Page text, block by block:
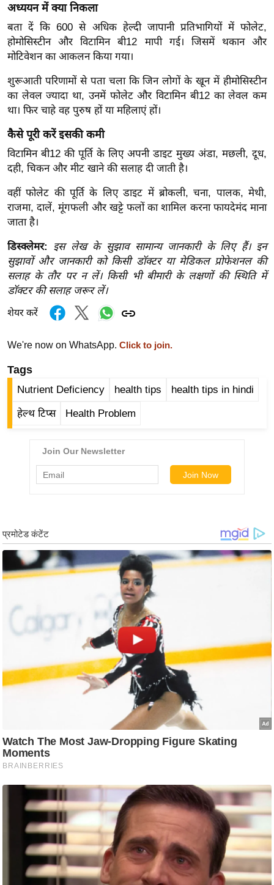
त
ऑ
टो
व
न्यू
ज
ब्री
फ
म
नो
रं
ज
न
ज
ग
त
बॉ
ली
वु
ड
फि
e
a
k
g
N
w
s
स्टा
इ
क्नॉ
अध्ययन में क्या निकला
बता दें कि 600 से अधिक हेल्दी जापानी प्रतिभागियों में फोलेट,
होमोसिस्टीन और विटामिन बी12 मापी गई। जिसमें थकान और
मोटिवेशन का आकलन किया गया।
शुरूआती परिणामों से पता चला कि जिन लोगों के खून में हीमोसिस्टीन
का लेवल ज्यादा था, उनमें फोलेट और विटामिन बी12 का लेवल कम
था। फिर चाहे वह पुरुष हों या महिलाएं हों।
कैसे पूरी करें इसकी कमी
विटामिन बी12 की पूर्ति के लिए अपनी डाइट मुख्य अंडा, मछली, दूध,
दही, चिकन और मीट खाने की सलाह दी जाती है।
वहीं फोलेट की पूर्ति के लिए डाइट में ब्रोकली, चना, पालक, मेथी,
राजमा, दालें, मूंगफली और खट्टे फलों का शामिल करना फायदेमंद माना
जाता है।
डिस्क्लेमर: इस लेख के सुझाव सामान्य जानकारी के लिए हैं। इन
सुझावों और जानकारी को किसी डॉक्टर या मेडिकल प्रोफेशनल की
सलाह के तौर पर न लें। किसी भी बीमारी के लक्षणों की स्थिति में
डॉक्टर की सलाह जरूर लें।
शेयर करें
We're now on WhatsApp. Click to join.
Tags
Nutrient Deficiency health tips health tips in hindi
हेल्थ टिप्स Health Problem